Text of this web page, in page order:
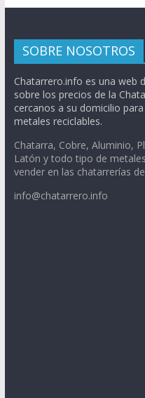
SOBRE NOSOTROS
Chatarrero.info es una web
sobre los precios de la
cercanos a su domicilio
metales reciclables.
Chatarra, Cobre, Aluminio,
Latón y todo tipo de
vender en las chatarrerías
info@chatarrero.info